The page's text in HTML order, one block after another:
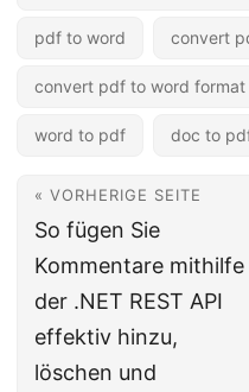
pdf to word convert
convert pdf to word format
word to pdf doc to
« VORHERIGE SEITE
So fügen Sie
Kommentare mithilfe
der .NET REST API
effektiv hinzu,
löschen und